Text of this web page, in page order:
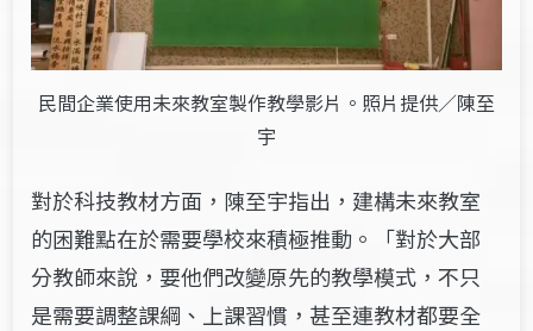
民間企業使用未來教室製作教學影片。照片提供／陳至
宇
對於科技教材方面，陳至宇指出，建構未來教室
的困難點在於需要學校來積極推動。「對於大部
分教師來說，要他們改變原先的教學模式，不只
是需要調整課綱、上課習慣，甚至連教材都要全